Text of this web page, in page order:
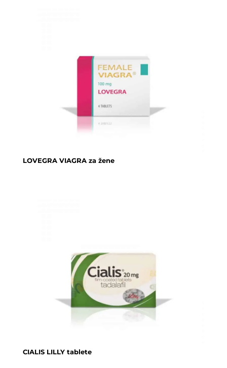
LOVEGRA VIAGRA za žene
CIALIS LILLY tablete